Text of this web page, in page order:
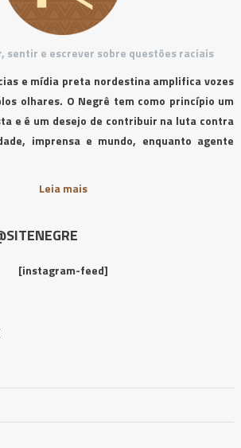
sentir e escrever sobre questões raciais
e mídia preta nordestina amplifica vozes
olhares. O Negrê tem como princípio um
e é um desejo de contribuir na luta contra
imprensa e mundo, enquanto agente
Leia mais
[instagram-feed]